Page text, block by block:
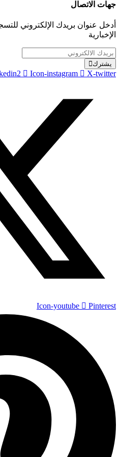
جهات الاتصال
أدخل عنوان بريدك الإلكتروني
الإخبارية
يشترك
Icon-instagram X-twitter
Icon-youtube Pinterest